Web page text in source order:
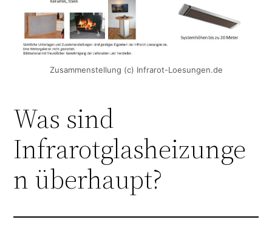
Zusammenstellung (c) Infrarot-Loesungen.de
Was sind
Infrarotglasheizunge
n überhaupt?